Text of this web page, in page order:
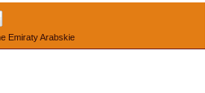
Emiraty Arabskie